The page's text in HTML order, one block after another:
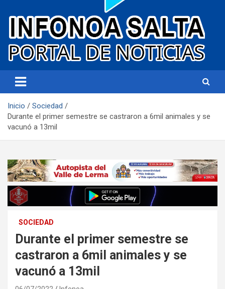
Infonoa Salta
Inicio
Sociedad
Durante el primer semestre se castraron a 6mil animales y se
vacunó a 13mil
SOCIEDAD
Durante el primer semestre se
castraron a 6mil animales y se
vacunó a 13mil